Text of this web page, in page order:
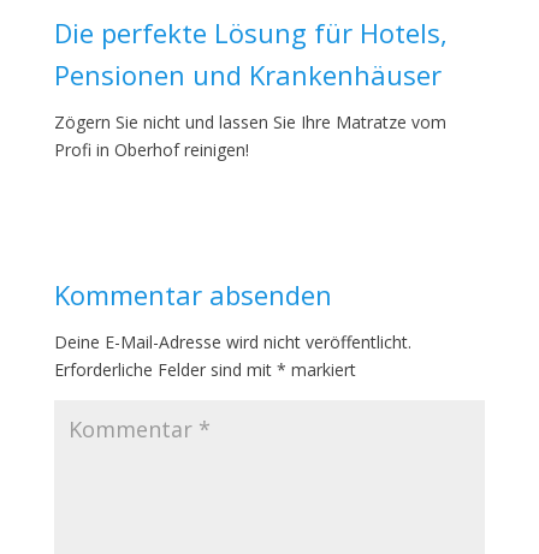
Die perfekte Lösung für Hotels,
Pensionen und Krankenhäuser
Zögern Sie nicht und lassen Sie Ihre Matratze vom
Profi in Oberhof reinigen!
Kommentar absenden
Deine E-Mail-Adresse wird nicht veröffentlicht.
Erforderliche Felder sind mit * markiert